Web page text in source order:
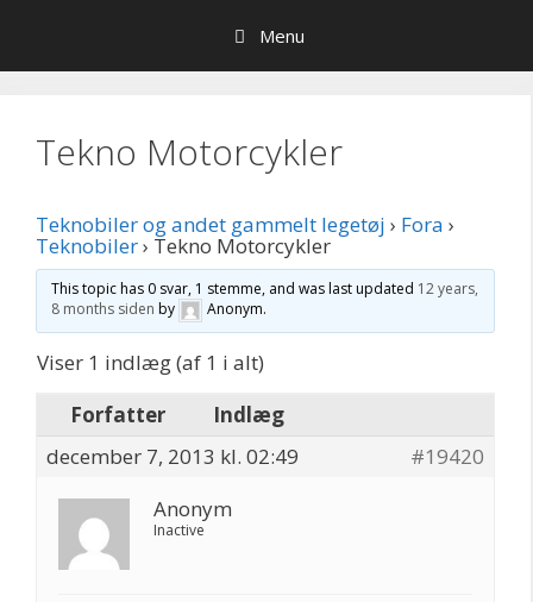
indhold
Menu
Tekno Motorcykler
Teknobiler og andet gammelt legetøj › Fora ›
Teknobiler› Tekno Motorcykler
This topic has 0 svar, 1 stemme, and was last updated 12 years,
8 months siden by Anonym.
Viser 1 indlæg (af 1 i alt)
Forfatter
Indlæg
december 7, 2013 kl. 02:49
#19420
Anonym
Inactive